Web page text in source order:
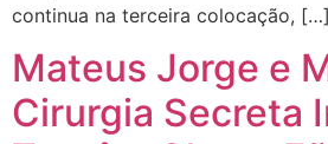
continua na terceira colocação, […]
Mateus Jorge e
Cirurgia Secreta